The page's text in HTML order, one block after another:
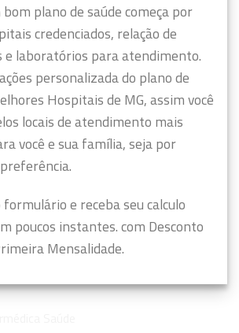
plano de saúde começa por
credenciados, relação de
e laboratórios para atendimento.
personalizada do plano de
Hospitais de MG, assim você
locais de atendimento mais
você e sua família, seja por
e receba seu calculo
poucos instantes. com Desconto
Mensalidade.